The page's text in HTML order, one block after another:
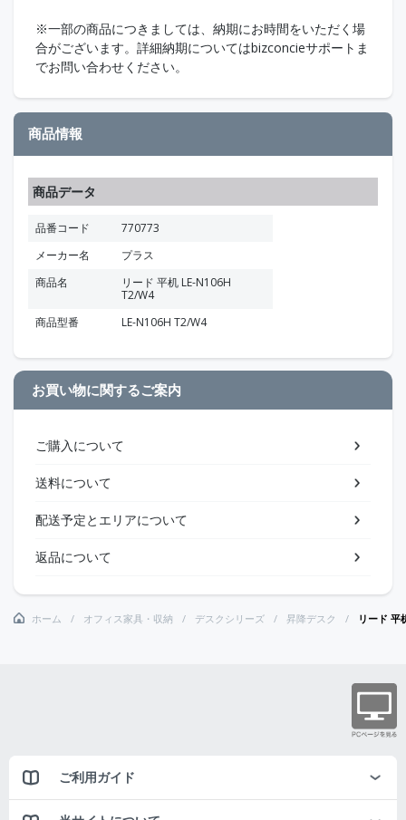
※一部の商品につきましては、納期にお時間をいただく場
合がございます。詳細納期についてはbizconcieサポートま
でお問い合わせください。
商品情報
商品データ
品番コード
770773
メーカー名
プラス
商品名
リード 平机 LE-N106H
T2/W4
商品型番
LE-N106H T2/W4
お買い物に関するご案内
ご購入について
送料について
配送予定とエリアについて
返品について
ホーム オフィス家具・収納 デスクシリーズ 昇降デスク リード 平
ご利用ガイド